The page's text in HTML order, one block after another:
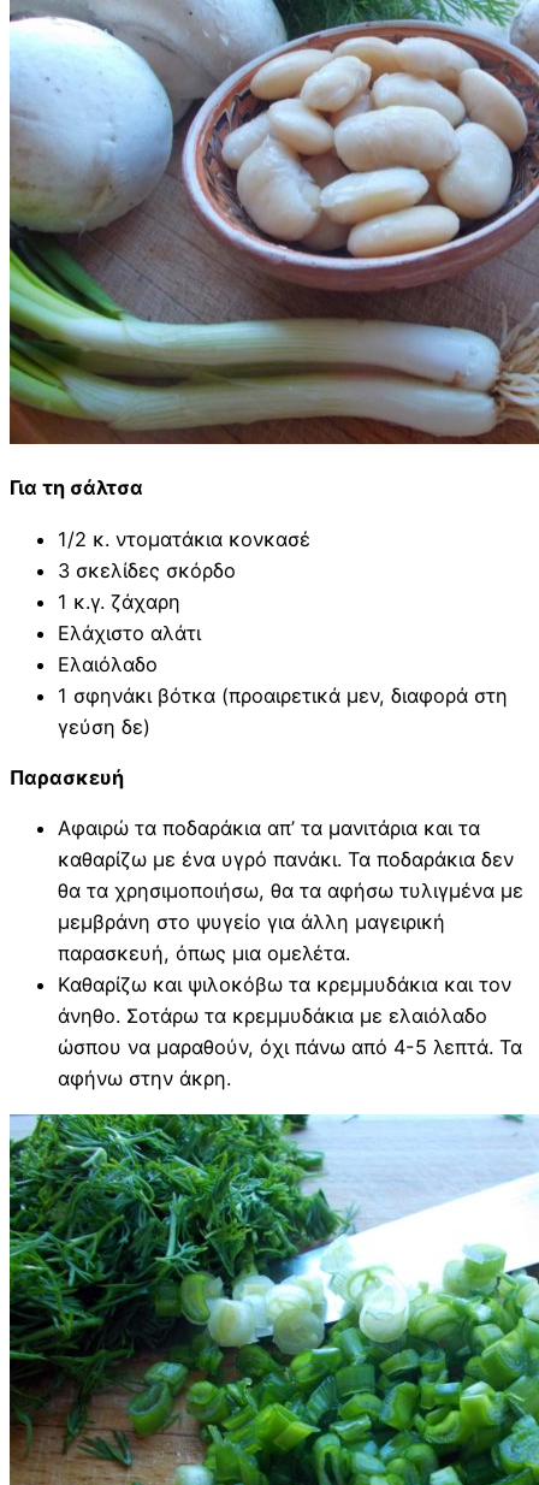
Για τη σάλτσα
1/2 κ. ντοματάκια κονκασέ
3 σκελίδες σκόρδο
1 κ.γ. ζάχαρη
Ελάχιστο αλάτι
Ελαιόλαδο
1 σφηνάκι βότκα (προαιρετικά μεν, διαφορά στη
γεύση δε)
Παρασκευή
Αφαιρώ τα ποδαράκια απ’ τα μανιτάρια και τα
καθαρίζω με ένα υγρό πανάκι. Τα ποδαράκια δεν
θα τα χρησιμοποιήσω, θα τα αφήσω τυλιγμένα με
μεμβράνη στο ψυγείο για άλλη μαγειρική
παρασκευή, όπως μια ομελέτα.
Καθαρίζω και ψιλοκόβω τα κρεμμυδάκια και τον
άνηθο. Σοτάρω τα κρεμμυδάκια με ελαιόλαδο
ώσπου να μαραθούν, όχι πάνω από 4-5 λεπτά. Τα
αφήνω στην άκρη.